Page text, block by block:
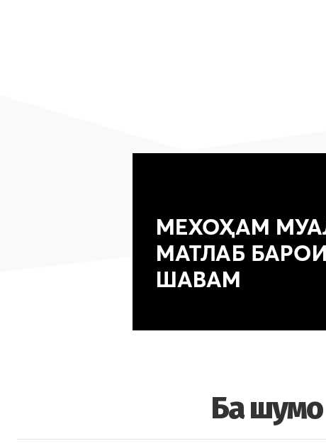
Ба шумо